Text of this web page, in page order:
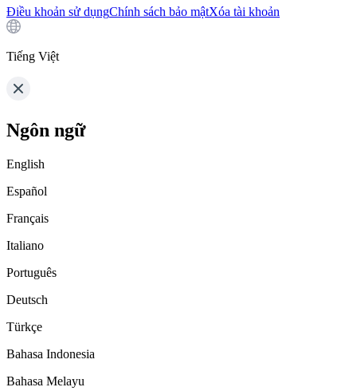
Điều khoản sử dụngChính sách bảo mậtXóa tài khoản
Tiếng Việt
Ngôn ngữ
English
Español
Français
Italiano
Português
Deutsch
Türkçe
Bahasa Indonesia
Bahasa Melayu